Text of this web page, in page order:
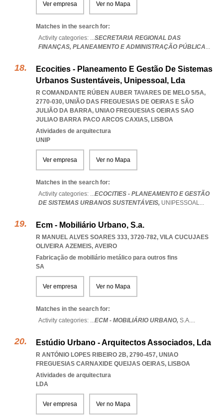
Ver empresa Ver no Mapa
Matches in the search for:
Activity categories: ...SECRETARIA REGIONAL DAS
FINANÇAS, PLANEAMENTO E ADMINISTRAÇÃO PÚBLICA...
Ecocities - Planeamento E Gestão De Sistemas
Urbanos Sustentáveis, Unipessoal, Lda
R COMANDANTE RÚBEN AUBER TAVARES DE MELO 5/5A,
2770-030, UNIÃO DAS FREGUESIAS DE OEIRAS E SÃO
JULIÃO DA BARRA, UNIAO FREGUESIAS OEIRAS SAO
JULIAO BARRA PACO ARCOS CAXIAS, LISBOA
Atividades de arquitectura
UNIP
Ver empresa Ver no Mapa
Matches in the search for:
Activity categories: ...ECOCITIES - PLANEAMENTO E GESTÃO
DE SISTEMAS URBANOS SUSTENTÁVEIS, UNIPESSOAL...
Ecm - Mobiliário Urbano, S.a.
R MANUEL ALVES SOARES 333, 3720-782, VILA CUCUJAES
OLIVEIRA AZEMEIS, AVEIRO
Fabricação de mobiliário metálico para outros fins
SA
Ver empresa Ver no Mapa
Matches in the search for:
Activity categories: ...ECM - MOBILIÁRIO URBANO, S.A....
Estúdio Urbano - Arquitectos Associados, Lda
R ANTÓNIO LOPES RIBEIRO 2B, 2790-457, UNIAO
FREGUESIAS CARNAXIDE QUEIJAS OEIRAS, LISBOA
Atividades de arquitectura
LDA
Ver empresa Ver no Mapa